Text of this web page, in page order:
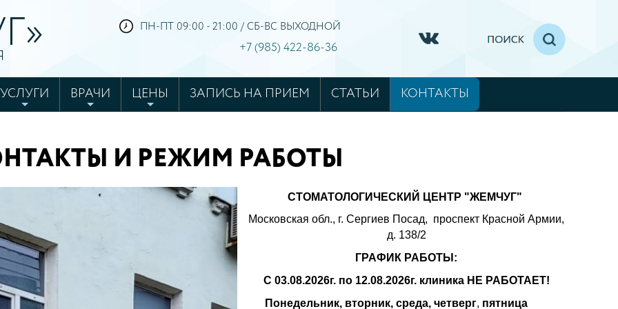
ПН-ПТ 09:00 - 21:00 / СБ-ВС ВЫХОДНОЙ
+7 (985) 422-86-36
УСЛУГИ ВРАЧИ ЦЕНЫ ЗАПИСЬ НА ПРИЕМ СТАТЬИ КОНТАКТЫ
И РЕЖИМ РАБОТЫ
СТОМАТОЛОГИЧЕСКИЙ ЦЕНТР "ЖЕМЧУГ"
Московская обл., г. Сергиев Посад, проспект Красной Армии,
д. 138/2
ГРАФИК РАБОТЫ:
С 03.08.2026г. по 12.08.2026г. клиника НЕ РАБОТАЕТ!
Понедельник, вторник, среда, четверг, пятница